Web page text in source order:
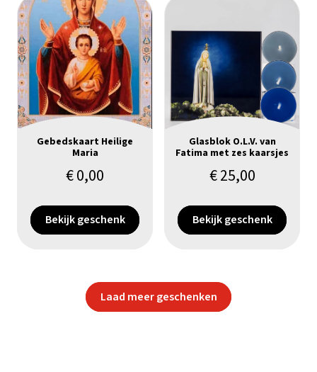
Gebedskaart Heilige
Maria
€0,00
Bekijk geschenk
Glasblok O.L.V. van
Fatima met zes kaarsjes
€25,00
Bekijk geschenk
Laad meer geschenken